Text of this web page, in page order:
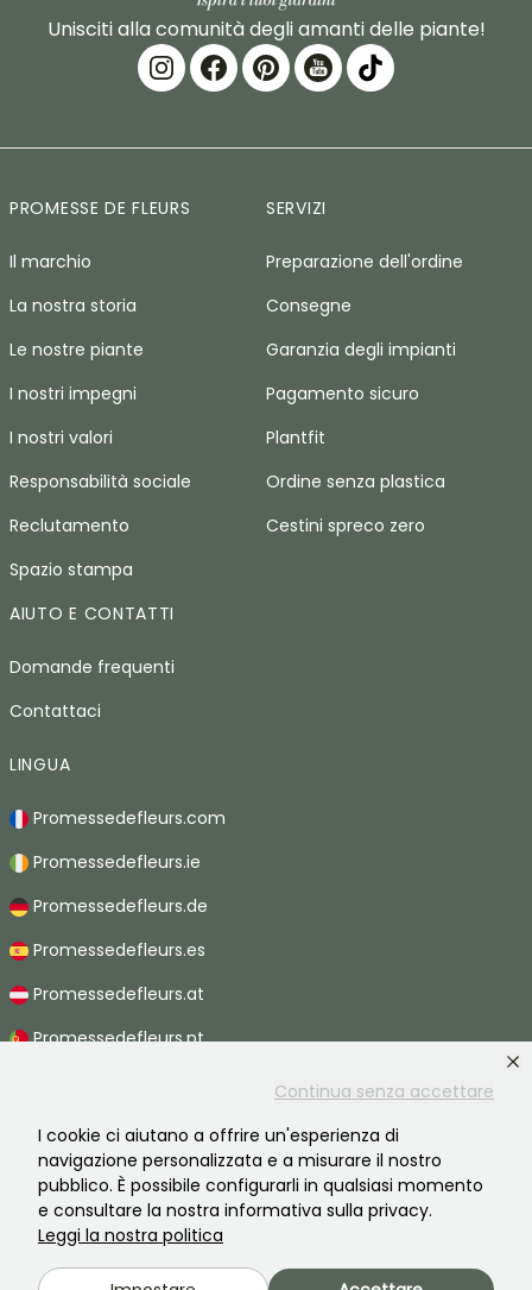
Continua senza accettare
I cookie ci aiutano a offrire un'esperienza di
navigazione personalizzata e a misurare il nostro
pubblico. È possibile configurarli in qualsiasi momento
e consultare la nostra informativa sulla privacy.
Leggi la nostra politica
Unisciti alla comunità degli amanti delle piante!
PROMESSE DE FLEURS
Il marchio
La nostra storia
Le nostre piante
I nostri impegni
I nostri valori
Responsabilità sociale
Reclutamento
Spazio stampa
SERVIZI
Preparazione dell'ordine
Consegne
Garanzia degli impianti
Pagamento sicuro
Plantfit
Ordine senza plastica
Cestini spreco zero
AIUTO E CONTATTI
Domande frequenti
Contattaci
LINGUA
Promessedefleurs.com
Promessedefleurs.ie
Promessedefleurs.de
Promessedefleurs.es
Promessedefleurs.at
Promessedefleurs.pt
Promessedefleurs.be
Promessedefleurs.ch
2026 ©Promesse de fleurs - Tutti i diritti riservati.